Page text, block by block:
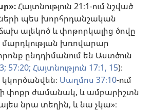
Հայտնություն 21։1-ում նշված
պես խորհրդանշական
ալեկոծ և փոթորկալից ծովը
մարդկության խռովարար
ընդդիմանում են Աստծուն
57։20; Հայտնություն 17։1, 15)։
Սաղմոս 37։10-ում
փոքր ժամանակ, և ամբարիշտն
նրա տեղին, և նա չկա»։